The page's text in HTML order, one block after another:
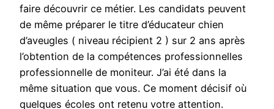
faire découvrir ce métier. Les candidats peuvent
de même préparer le titre d’éducateur chien
d’aveugles ( niveau récipient 2 ) sur 2 ans après
l’obtention de la compétences professionnelles
professionnelle de moniteur. J’ai été dans la
même situation que vous. Ce moment décisif où
quelques écoles ont retenu votre attention.